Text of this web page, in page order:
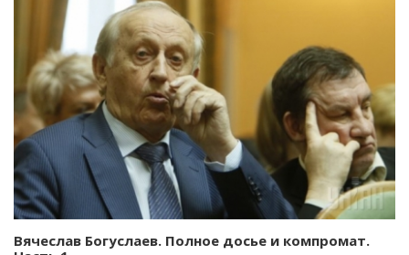
Вячеслав Богуслаев. Полное досье и компромат.